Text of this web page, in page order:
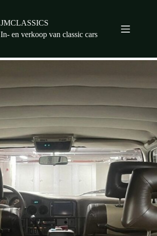
JMCLASSICS
In- en verkoop van classic cars